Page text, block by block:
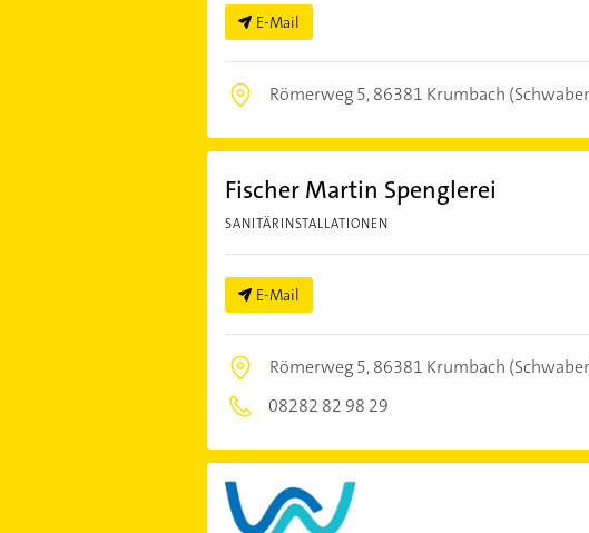
E-Mail
Römerweg 5,86381 Krumbach
Fischer Martin Spenglerei
SANITÄRINSTALLATIONEN
E-Mail
Römerweg 5,86381 Krumbach
08282 82 98 29